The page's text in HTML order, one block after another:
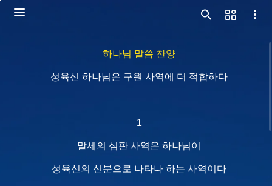
하나님 말씀 찬양
성육신 하나님은 구원 사역에 더 적합하다
1
말세의 심판 사역은 하나님이
성육신의 신분으로 나타나 하는 사역이다